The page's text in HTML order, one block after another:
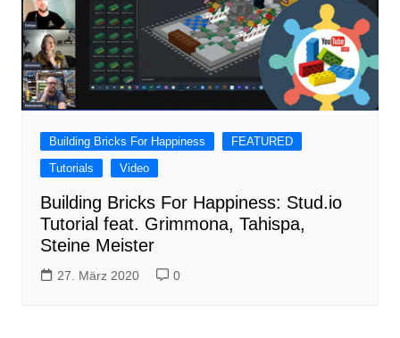
Building Bricks For Happiness
FEATURED
Tutorials
Video
Building Bricks For Happiness: Stud.io
Tutorial feat. Grimmona, Tahispa,
Steine Meister
27. März 2020 0